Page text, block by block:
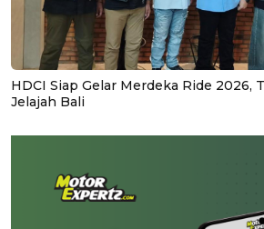
HDCI Siap Gelar Merdeka Ride 2026,
Jelajah Bali